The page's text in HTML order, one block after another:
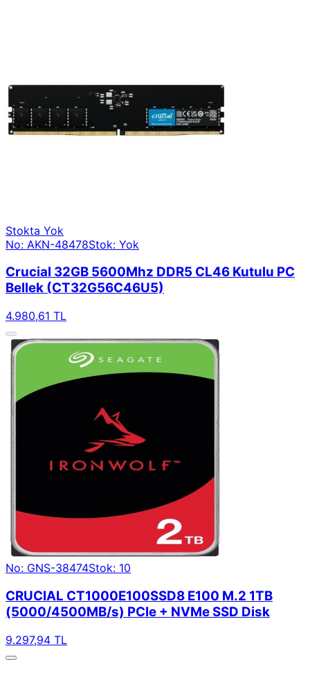
Stokta Yok
No: AKN-48478Stok: Yok
Crucial 32GB 5600Mhz DDR5 CL46 Kutulu PC
Bellek (CT32G56C46U5)
4.980,61 TL
No: GNS-38474Stok: 10
CRUCIAL CT1000E100SSD8 E100 M.2 1TB
(5000/4500MB/s) PCIe + NVMe SSD Disk
9.297,94 TL